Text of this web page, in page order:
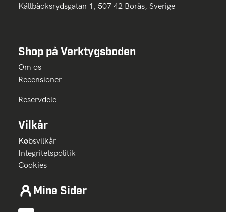
Källbäcksrydsgatan 1, 507 42 Borås, Sverige
Shop på Verktygsboden
Om os
Recensioner
Reservdele
Vilkår
Købsvilkår
Integritetspolitik
Cookies
Mine Sider